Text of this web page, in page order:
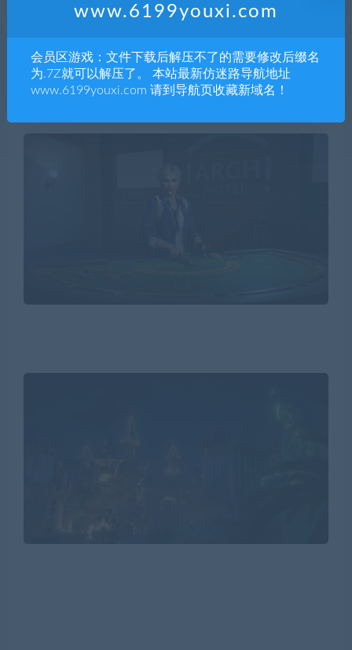
www.6199youxi.com
会员区游戏：文件下载后解压不了的需要修改后缀名
为.7Z就可以解压了。 本站最新仿迷路导航地址
www.6199youxi.com 请到导航页收藏新域名！